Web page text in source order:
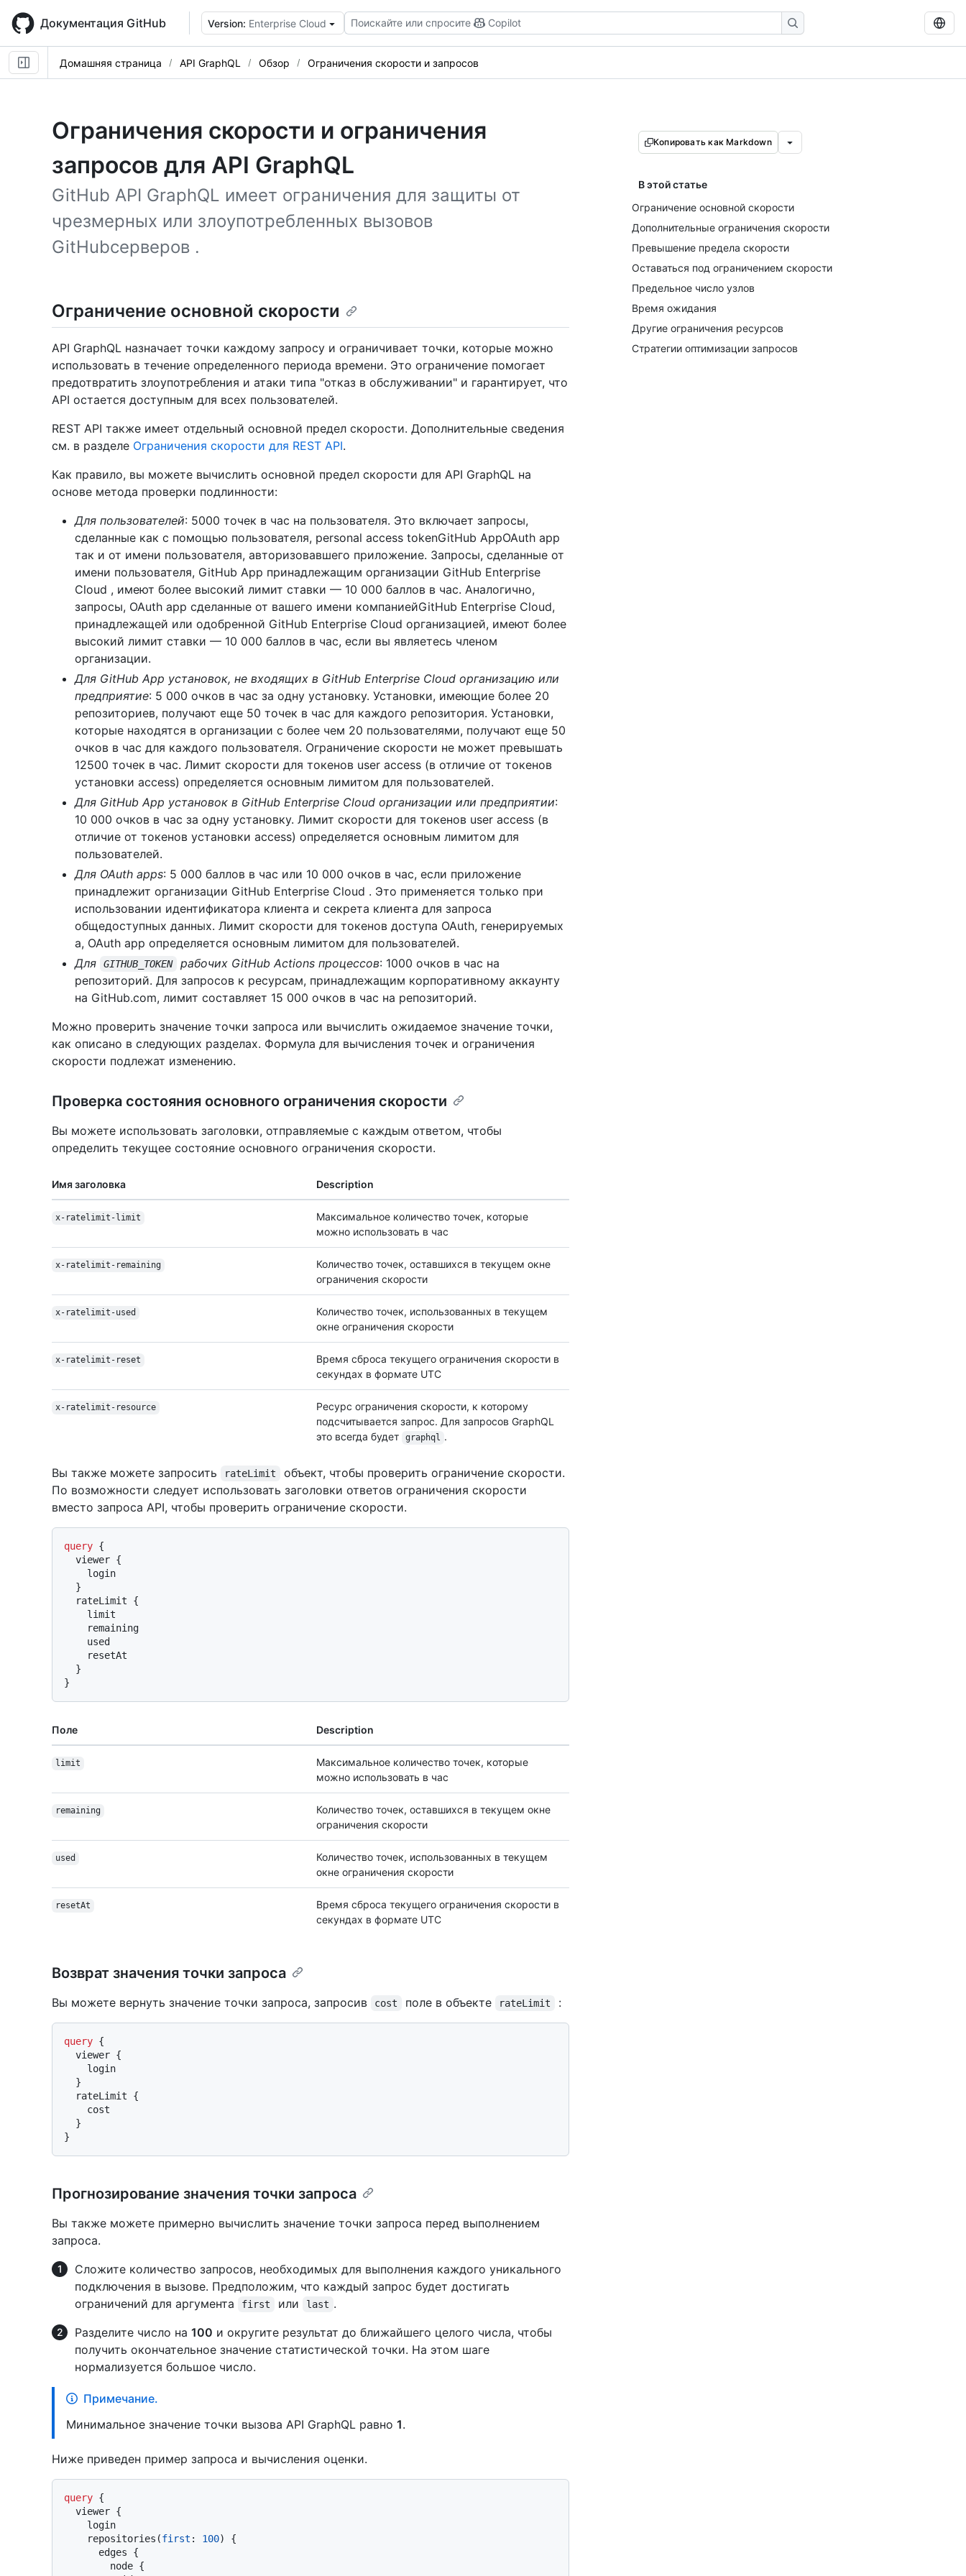
main
content
Документация GitHub Version: Enterprise Cloud Поискайте или спросите Copilot
Домашняя страница API GraphQL Обзор Ограничения скорости и запросов
Ограничения скорости и ограничения
запросов для API GraphQL
GitHub API GraphQL имеет ограничения для защиты от
чрезмерных или злоупотребленных вызовов
GitHubсерверов .
Копировать как Markdown
В этой статье
Ограничение основной скорости
Дополнительные ограничения скорости
Превышение предела скорости
Оставаться под ограничением скорости
Предельное число узлов
Время ожидания
Другие ограничения ресурсов
Стратегии оптимизации запросов
Ограничение основной скорости
API GraphQL назначает точки каждому запросу и ограничивает точки, которые можно
использовать в течение определенного периода времени. Это ограничение помогает
предотвратить злоупотребления и атаки типа "отказ в обслуживании" и гарантирует, что
API остается доступным для всех пользователей.
REST API также имеет отдельный основной предел скорости. Дополнительные сведения
см. в разделе Ограничения скорости для REST API.
Как правило, вы можете вычислить основной предел скорости для API GraphQL на
основе метода проверки подлинности:
Для пользователей: 5000 точек в час на пользователя. Это включает запросы,
сделанные как с помощью пользователя, personal access tokenGitHub AppOAuth app
так и от имени пользователя, авторизовавшего приложение. Запросы, сделанные от
имени пользователя, GitHub App принадлежащим организации GitHub Enterprise
Cloud , имеют более высокий лимит ставки — 10 000 баллов в час. Аналогично,
запросы, OAuth app сделанные от вашего имени компаниейGitHub Enterprise Cloud,
принадлежащей или одобренной GitHub Enterprise Cloud организацией, имеют более
высокий лимит ставки — 10 000 баллов в час, если вы являетесь членом
организации.
Для GitHub App установок, не входящих в GitHub Enterprise Cloud организацию или
предприятие: 5 000 очков в час за одну установку. Установки, имеющие более 20
репозиториев, получают еще 50 точек в час для каждого репозитория. Установки,
которые находятся в организации с более чем 20 пользователями, получают еще 50
очков в час для каждого пользователя. Ограничение скорости не может превышать
12500 точек в час. Лимит скорости для токенов user access (в отличие от токенов
установки access) определяется основным лимитом для пользователей.
Для GitHub App установок в GitHub Enterprise Cloud организации или предприятии:
10 000 очков в час за одну установку. Лимит скорости для токенов user access (в
отличие от токенов установки access) определяется основным лимитом для
пользователей.
Для OAuth apps: 5 000 баллов в час или 10 000 очков в час, если приложение
принадлежит организации GitHub Enterprise Cloud . Это применяется только при
использовании идентификатора клиента и секрета клиента для запроса
общедоступных данных. Лимит скорости для токенов доступа OAuth, генерируемых
a, OAuth app определяется основным лимитом для пользователей.
Для
GITHUB_TOKEN рабочих GitHub Actions процессов: 1000 очков в час на
репозиторий. Для запросов к ресурсам, принадлежащим корпоративному аккаунту
на GitHub.com, лимит составляет 15 000 очков в час на репозиторий.
Можно проверить значение точки запроса или вычислить ожидаемое значение точки,
как описано в следующих разделах. Формула для вычисления точек и ограничения
скорости подлежат изменению.
Проверка состояния основного ограничения скорости
Вы можете использовать заголовки, отправляемые с каждым ответом, чтобы
определить текущее состояние основного ограничения скорости.
Имя заголовка Description
x-ratelimit-limit
Максимальное количество точек, которые
можно использовать в час
x-ratelimit-remaining
Количество точек, оставшихся в текущем окне
ограничения скорости
x-ratelimit-used
Количество точек, использованных в текущем
окне ограничения скорости
x-ratelimit-reset
Время сброса текущего ограничения скорости в
секундах в формате UTC
x-ratelimit-resource
Ресурс ограничения скорости, к которому
подсчитывается запрос. Для запросов GraphQL
это всегда будет
graphql .
Вы также можете запросить rateLimit
объект, чтобы проверить ограничение скорости.
По возможности следует использовать заголовки ответов ограничения скорости
вместо запроса API, чтобы проверить ограничение скорости.
query {
  viewer
{
}
  rateLimit
{
}
}
Поле Description
limit
Максимальное количество точек, которые
можно использовать в час
remaining
Количество точек, оставшихся в текущем окне
ограничения скорости
used
Количество точек, использованных в текущем
окне ограничения скорости
resetAt
Время сброса текущего ограничения скорости в
секундах в формате UTC
Возврат значения точки запроса
Вы можете вернуть значение точки запроса, запросив cost поле в объекте rateLimit :
query {
  viewer
{
}
  rateLimit
{
}
}
Прогнозирование значения точки запроса
Вы также можете примерно вычислить значение точки запроса перед выполнением
запроса.
Сложите количество запросов, необходимых для выполнения каждого уникального
подключения в вызове. Предположим, что каждый запрос будет достигать
ограничений для аргумента
first или last .
Разделите число на 100 и округите результат до ближайшего целого числа, чтобы
получить окончательное значение статистической точки. На этом шаге
нормализуется большое число.
Примечание.
Минимальное значение точки вызова API GraphQL равно 1.
Ниже приведен пример запроса и вычисления оценки.
query {
  viewer
{
    repositories
(first : 100)
{
      edges
{
        node
{